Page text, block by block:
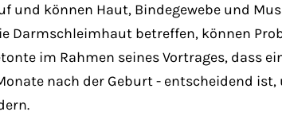
können Haut, Bindegewebe und
Darmschleimhaut betreffen, können
im Rahmen seines Vortrages, dass
nach der Geburt - entscheidend